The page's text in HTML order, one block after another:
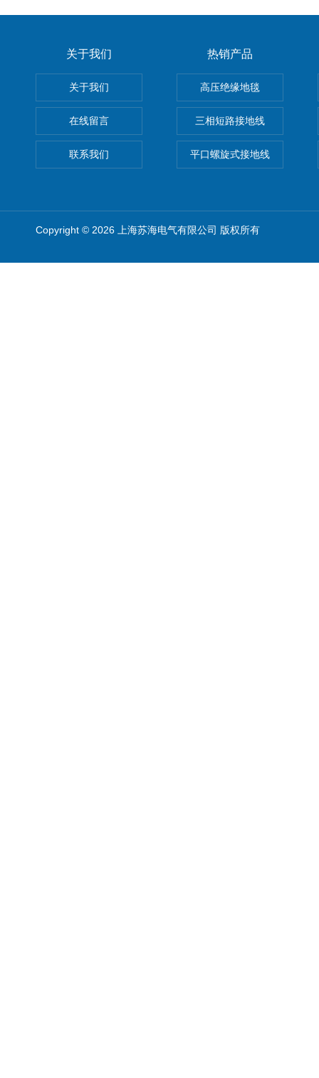
关于我们
关于我们
在线留言
联系我们
热销产品
高压绝缘地毯
三相短路接地线
平口螺旋式接地线
Copyright © 2026 上海苏海电气有限公司 版权所有